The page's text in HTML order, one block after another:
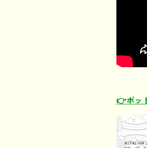
👉ポッ